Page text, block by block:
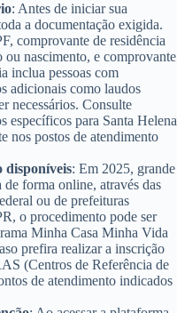
: Antes de iniciar sua
a documentação exigida.
comprovante de residência
ou nascimento, e comprovante
inclua pessoas com
adicionais como laudos
necessários. Consulte
específicos para Santa Helena
nos postos de atendimento
disponíveis: Em 2025, grande
de forma online, através das
ou de prefeituras
o procedimento pode ser
Minha Casa Minha Vida
prefira realizar a inscrição
(Centros de Referência de
de atendimento indicados